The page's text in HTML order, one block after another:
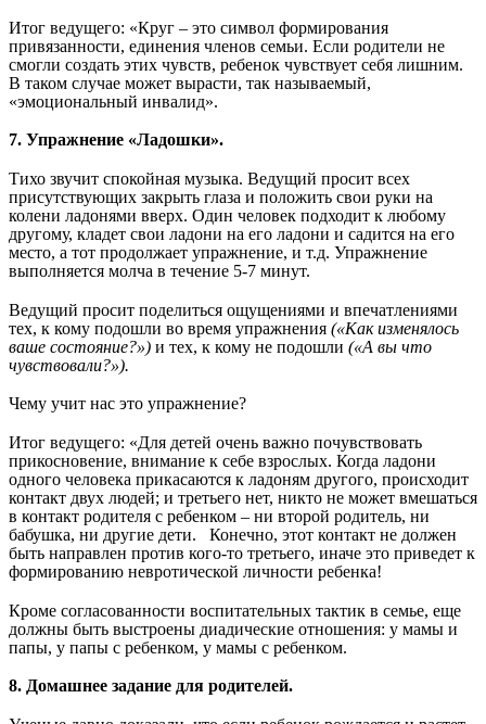
Итог ведущего: «Круг – это символ формирования
привязанности, единения членов семьи. Если родители не
смогли создать этих чувств, ребенок чувствует себя лишним.
В таком случае может вырасти, так называемый,
«эмоциональный инвалид».
7. Упражнение «Ладошки».
Тихо звучит спокойная музыка. Ведущий просит всех
присутствующих закрыть глаза и положить свои руки на
колени ладонями вверх. Один человек подходит к любому
другому, кладет свои ладони на его ладони и садится на его
место, а тот продолжает упражнение, и т.д. Упражнение
выполняется молча в течение 5-7 минут.
Ведущий просит поделиться ощущениями и впечатлениями
тех, к кому подошли во время упражнения («Как изменялось
ваше состояние?») и тех, к кому не подошли («А вы что
чувствовали?»).
Чему учит нас это упражнение?
Итог ведущего: «Для детей очень важно почувствовать
прикосновение, внимание к себе взрослых. Когда ладони
одного человека прикасаются к ладоням другого, происходит
контакт двух людей; и третьего нет, никто не может вмешаться
в контакт родителя с ребенком – ни второй родитель, ни
бабушка, ни другие дети. Конечно, этот контакт не должен
быть направлен против кого-то третьего, иначе это приведет к
формированию невротической личности ребенка!
Кроме согласованности воспитательных тактик в семье, еще
должны быть выстроены диадические отношения: у мамы и
папы, у папы с ребенком, у мамы с ребенком.
8. Домашнее задание для родителей.